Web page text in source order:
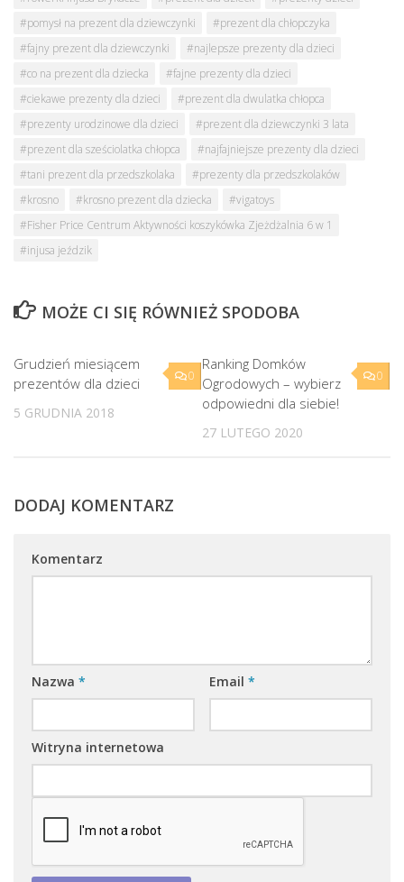
#pomysł na prezent dla dziewczynki
#prezent dla chłopczyka
#fajny prezent dla dziewczynki
#najlepsze prezenty dla dzieci
#co na prezent dla dziecka
#fajne prezenty dla dzieci
#ciekawe prezenty dla dzieci
#prezent dla dwulatka chłopca
#prezenty urodzinowe dla dzieci
#prezent dla dziewczynki 3 lata
#prezent dla sześciolatka chłopca
#najfajniejsze prezenty dla dzieci
#tani prezent dla przedszkolaka
#prezenty dla przedszkolaków
#krosno
#krosno prezent dla dziecka
#vigatoys
#Fisher Price Centrum Aktywności koszykówka Zjeżdżalnia 6 w 1
#injusa jeździk
MOŻE CI SIĘ RÓWNIEŻ SPODOBA
0
Grudzień miesiącem
prezentów dla dzieci
5 GRUDNIA 2018
0
Ranking Domków
Ogrodowych – wybierz
odpowiedni dla siebie!
27 LUTEGO 2020
DODAJ KOMENTARZ
Komentarz
Nazwa * Email *
Witryna internetowa